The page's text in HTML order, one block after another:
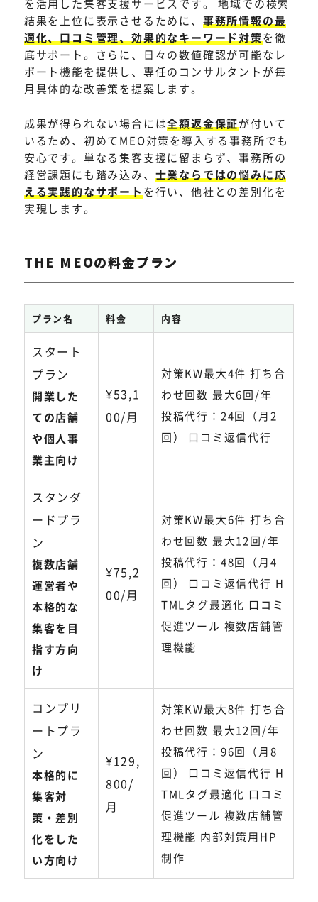
を活用した集客支援サービスです。 地域での検索
結果を上位に表示させるために、 事務所情報の最
適化、口コミ管理、効果的なキーワード対策を徹
底サポート。さらに、日々の数値確認が可能なレ
ポート機能を提供し、専任のコンサルタントが毎
月具体的な改善策を提案します。
成果が得られない場合には全額返金保証が付いて
いるため、初めてMEO対策を導入する事務所でも
安心です。単なる集客支援に留まらず、事務所の
経営課題にも踏み込み、 士業ならではの悩みに応
える実践的なサポートを行い、他社との差別化を
実現します。
THE MEOの料金プラン
プラン名 料金 内容
スタート
プラン
開業した
ての店舗
や個人事
業主向け
¥53,1
00/月
対策KW最大4件 打ち合
わせ回数 最大6回/年
投稿代行：24回（月2
回） 口コミ返信代行
スタンダ
ードプラ
ン
複数店舗
運営者や
本格的な
集客を目
指す方向
け
¥75,2
00/月
対策KW最大6件 打ち合
わせ回数 最大12回/年
投稿代行：48回（月4
回） 口コミ返信代行 H
TMLタグ最適化 口コミ
促進ツール 複数店舗管
理機能
コンプリ
ートプラ
ン
本格的に
集客対
策・差別
化をした
い方向け
¥129,
800/
月
対策KW最大8件 打ち合
わせ回数 最大12回/年
投稿代行：96回（月8
回） 口コミ返信代行 H
TMLタグ最適化 口コミ
促進ツール 複数店舗管
理機能 内部対策用HP
制作